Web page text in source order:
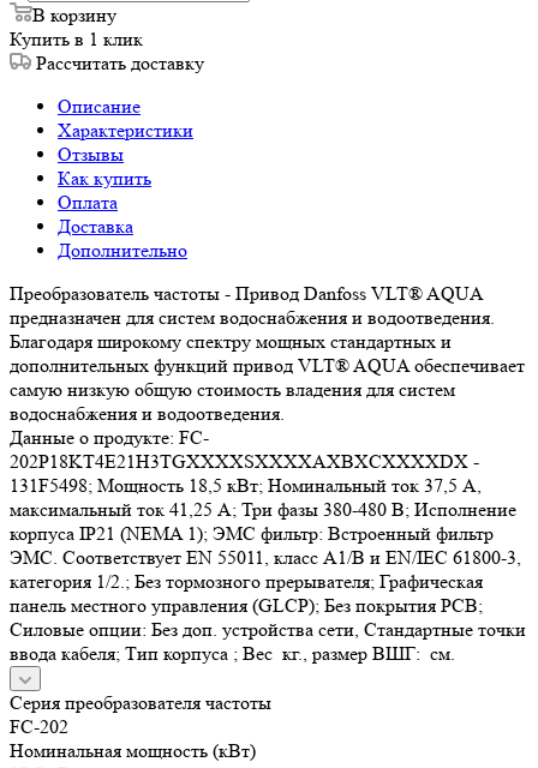
В корзину
Купить в 1 клик
Рассчитать доставку
Описание
Характеристики
Отзывы
Как купить
Оплата
Доставка
Дополнительно
Преобразователь частоты - Привод Danfoss VLT® AQUA
предназначен для систем водоснабжения и водоотведения.
Благодаря широкому спектру мощных стандартных и
дополнительных функций привод VLT® AQUA обеспечивает
самую низкую общую стоимость владения для систем
водоснабжения и водоотведения.
Данные о продукте: FC-
202P18KT4E21H3TGXXXXSXXXXAXBXCXXXXDX -
131F5498; Мощность 18,5 кВт; Номинальный ток 37,5 А,
максимальный ток 41,25 А; Три фазы 380-480 В; Исполнение
корпуса IP21 (NEMA 1); ЭМС фильтр: Встроенный фильтр
ЭМС. Соответствует EN 55011, класс A1/B и EN/IEC 61800-3,
категория 1/2.; Без тормозного прерывателя; Графическая
панель местного управления (GLCP); Без покрытия РСВ;
Силовые опции: Без доп. устройства сети, Стандартные точки
ввода кабеля; Тип корпуса ; Вес кг., размер ВШГ: см.
Серия преобразователя частоты
FC-202
Номинальная мощность (кВт)